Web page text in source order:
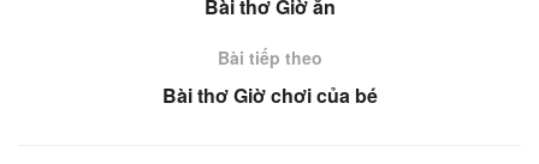
Bài thơ Giờ ăn
Bài tiếp theo
Bài thơ Giờ chơi của bé